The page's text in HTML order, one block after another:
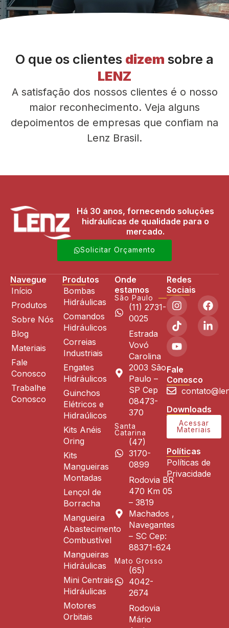
O que os clientes dizem sobre a
LENZ
A satisfação dos nossos clientes é o nosso
maior reconhecimento. Veja alguns
depoimentos de empresas que confiam na
Lenz Brasil.
Há 30 anos, fornecendo soluções
hidráulicas de qualidade para o
mercado.
Solicitar Orçamento
Navegue
Início
Produtos
Sobre Nós
Blog
Materiais
Fale
Conosco
Trabalhe
Conosco
Produtos
Bombas
Hidráulicas
Comandos
Hidráulicos
Correias
Industriais
Engates
Hidráulicos
Guinchos
Elétricos e
Hidraúlicos
Kits Anéis
Oring
Kits
Mangueiras
Montadas
Lençol de
Borracha
Mangueira
Abastecimento
Combustível
Mangueiras
Hidráulicas
Mini Centrais
Hidráulicas
Motores
Orbitais
Onde
estamos
São Paulo
(11) 2731-
0025
Estrada
Vovó
Carolina
2003 São
Paulo –
SP Cep
08473-
370
Santa
Catarina
(47)
3170-
0899
Rodovia BR
470 Km 05
– 3819
Machados ,
Navegantes
– SC Cep:
88371-624
Mato Grosso
(65)
4042-
2674
Rodovia
Mário
Redes
Sociais
Fale
Conosco
Downloads
Acessar
Materiais
Políticas
Políticas de
Privacidade